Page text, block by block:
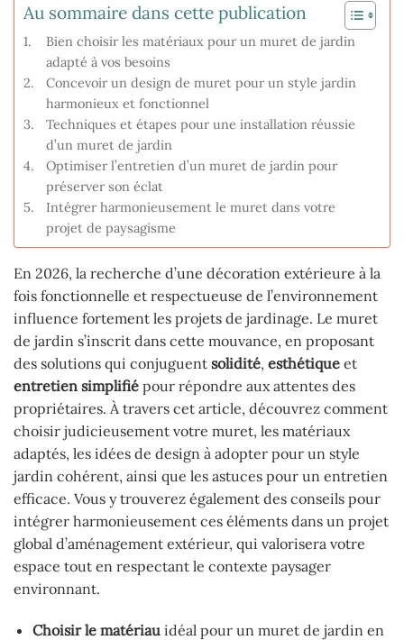
Au sommaire dans cette publication
Bien choisir les matériaux pour un muret de jardin
adapté à vos besoins
Concevoir un design de muret pour un style jardin
harmonieux et fonctionnel
Techniques et étapes pour une installation réussie
d’un muret de jardin
Optimiser l’entretien d’un muret de jardin pour
préserver son éclat
Intégrer harmonieusement le muret dans votre
projet de paysagisme
En 2026, la recherche d’une décoration extérieure à la
fois fonctionnelle et respectueuse de l’environnement
influence fortement les projets de jardinage. Le muret
de jardin s’inscrit dans cette mouvance, en proposant
des solutions qui conjuguent solidité, esthétique et
entretien simplifié pour répondre aux attentes des
propriétaires. À travers cet article, découvrez comment
choisir judicieusement votre muret, les matériaux
adaptés, les idées de design à adopter pour un style
jardin cohérent, ainsi que les astuces pour un entretien
efficace. Vous y trouverez également des conseils pour
intégrer harmonieusement ces éléments dans un projet
global d’aménagement extérieur, qui valorisera votre
espace tout en respectant le contexte paysager
environnant.
Choisir le matériauidéal pour un muret de jardin en